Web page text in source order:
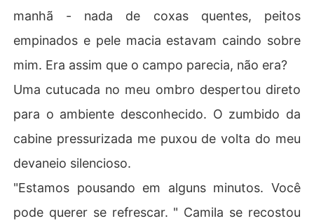
manhã - nada de coxas quentes, peitos
empinados e pele macia estavam caindo sobre
mim. Era assim que o campo parecia, não era?
Uma cutucada no meu ombro despertou direto
para o ambiente desconhecido. O zumbido da
cabine pressurizada me puxou de volta do meu
devaneio silencioso.
"Estamos pousando em alguns minutos. Você
pode querer se refrescar. " Camila se recostou